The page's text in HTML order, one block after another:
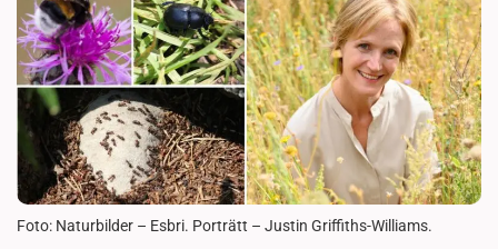
Foto: Naturbilder – Esbri. Porträtt – Justin Griffiths-Williams.